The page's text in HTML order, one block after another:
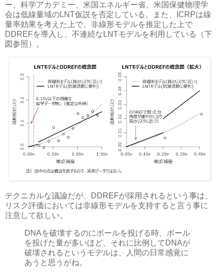
ー、科学アカデミー、米国エネルギー省、米国保健物理学
会は低線量域のLNT仮説を否定している。また、ICRPは線
量率効果を考えた上で、非線形モデルを推定した上で
DDREFを導入し、不連続なLNTモデルを利用している（下
図参照）。
テクニカルな議論だが、DDREFが採用されるという事は、
リスク評価においては非線形モデルを支持すると言う事に
注意して欲しい。
DNAを破壊するのにボールを投げる時、ボール
を投げた量が多いほど、それに比例してDNAが
破壊されるというモデルは、人間の日常感覚に
あうと思うがね。